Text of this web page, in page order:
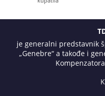
je generalni predstavnik
„Genebre“ a takođe i